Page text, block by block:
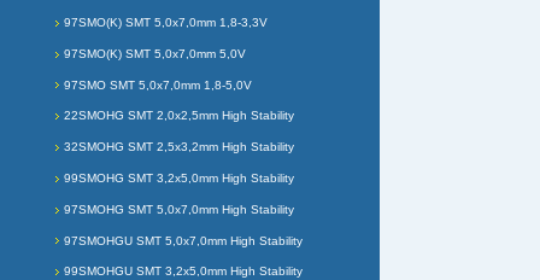
97SMO(K) SMT 5,0x7,0mm 1,8-3,3V
97SMO(K) SMT 5,0x7,0mm 5,0V
97SMO SMT 5,0x7,0mm 1,8-5,0V
22SMOHG SMT 2,0x2,5mm High Stability
32SMOHG SMT 2,5x3,2mm High Stability
99SMOHG SMT 3,2x5,0mm High Stability
97SMOHG SMT 5,0x7,0mm High Stability
97SMOHGU SMT 5,0x7,0mm High Stability
99SMOHGU SMT 3,2x5,0mm High Stability